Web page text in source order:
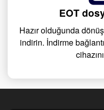
EOT
Hazır olduğunda
indirin. İndirme